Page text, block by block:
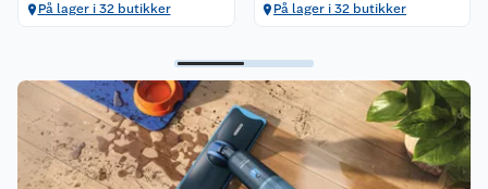
På lager i 32 butikker På lager i 32 butikker